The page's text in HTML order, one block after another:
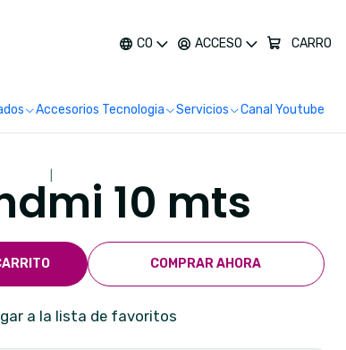
CO ACCESO CARRO
Accesorios Tecnologia Servicios Canal Youtube
10 mts
COMPRAR AHORA
a la lista de favoritos